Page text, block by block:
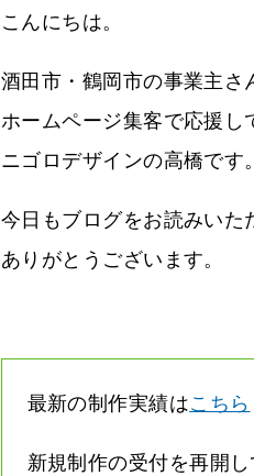
こんにちは。
酒田市・鶴岡市の事業主さ
ホームページ集客で応援し
ニゴロデザインの高橋です。
今日もブログをお読みいた
ありがとうございます。
最新の制作実績はこちら
新規制作の受付を再開し